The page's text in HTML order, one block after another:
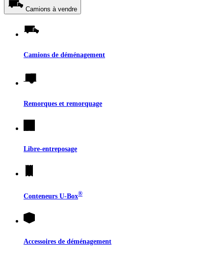
Camions à vendre
Camions de déménagement
Remorques et remorquage
Libre-entreposage
Conteneurs U-Box®
Accessoires de déménagement